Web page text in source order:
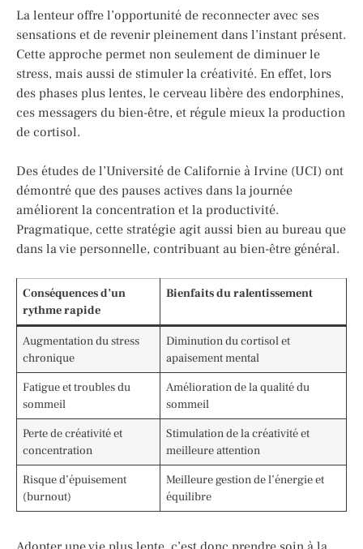
La lenteur offre l’opportunité de reconnecter avec ses
sensations et de revenir pleinement dans l’instant présent.
Cette approche permet non seulement de diminuer le
stress, mais aussi de stimuler la créativité. En effet, lors
des phases plus lentes, le cerveau libère des endorphines,
ces messagers du bien-être, et régule mieux la production
de cortisol.
Des études de l’Université de Californie à Irvine (UCI) ont
démontré que des pauses actives dans la journée
améliorent la concentration et la productivité.
Pragmatique, cette stratégie agit aussi bien au bureau que
dans la vie personnelle, contribuant au bien-être général.
Conséquences d’un
rythme rapide
Bienfaits du ralentissement
Augmentation du stress
chronique
Diminution du cortisol et
apaisement mental
Fatigue et troubles du
sommeil
Amélioration de la qualité du
sommeil
Perte de créativité et
concentration
Stimulation de la créativité et
meilleure attention
Risque d’épuisement
(burnout)
Meilleure gestion de l’énergie et
équilibre